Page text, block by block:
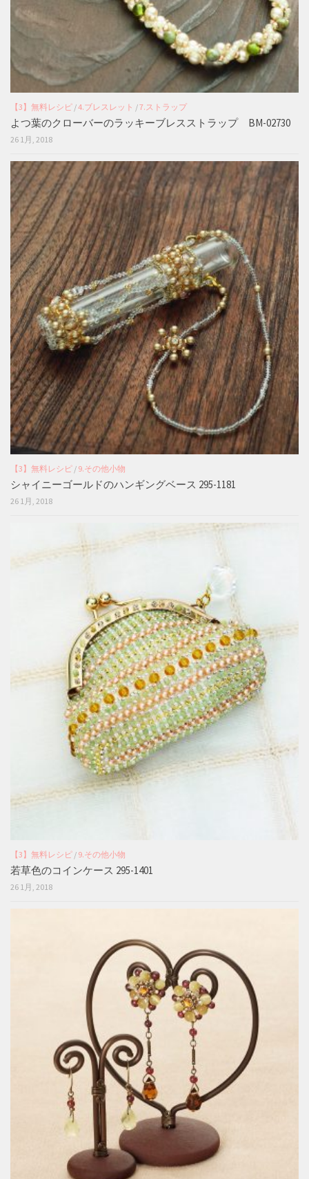
【3】無料レシピ /4.ブレスレット /7.ストラップ
よつ葉のクローバーのラッキーブレスストラップ BM-02730
26 1月, 2018
【3】無料レシピ / 9.その他小物
シャイニーゴールドのハンギングベース 295-1181
26 1月, 2018
【3】無料レシピ / 9.その他小物
若草色のコインケース 295-1401
26 1月, 2018